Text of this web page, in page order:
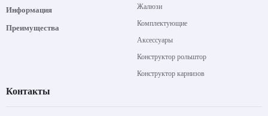
Информация
Преимущества
Жалюзи
Комплектующие
Аксессуары
Конструктор рольштор
Конструктор карнизов
Контакты